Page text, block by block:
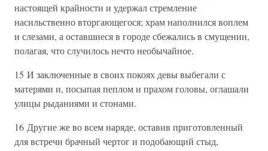
настоящей крайности и удержал стремление
насильственно вторгающегося; храм наполнился воплем
и слезами, а оставшиеся в городе сбежались в смущении,
полагая, что случилось нечто необычайное.
15 И заключенные в своих покоях девы выбегали с
матерями и, посыпая пеплом и прахом головы, оглашали
улицы рыданиями и стонами.
16 Другие же во всем наряде, оставив приготовленный
для встречи брачный чертог и подобающий стыд,